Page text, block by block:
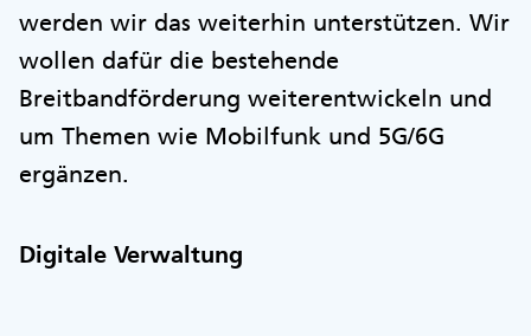
werden wir das weiterhin unterstützen. Wir
wollen dafür die bestehende
Breitbandförderung weiterentwickeln und
um Themen wie Mobilfunk und 5G/6G
ergänzen.
Digitale Verwaltung